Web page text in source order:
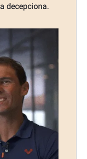
decepciona.